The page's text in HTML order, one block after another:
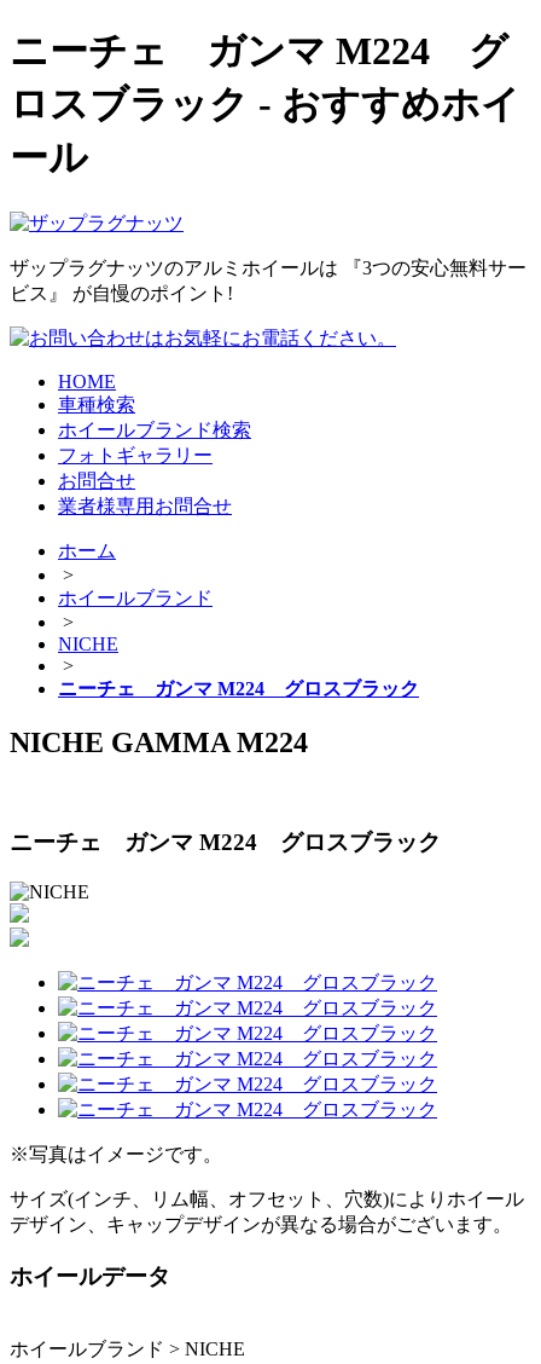
ニーチェ ガンマ M224 グ
ロスブラック - おすすめホイ
ール
ザップラグナッツのアルミホイールは 『3つの安心無料サー
ビス』 が自慢のポイント!
HOME
車種検索
ホイールブランド検索
フォトギャラリー
お問合せ
業者様専用お問合せ
ホーム
>
ホイールブランド
>
NICHE
>
ニーチェ ガンマ M224 グロスブラック
NICHE GAMMA M224
ニーチェ ガンマ M224 グロスブラック
※写真はイメージです。
サイズ(インチ、リム幅、オフセット、穴数)によりホイール
デザイン、キャップデザインが異なる場合がございます。
ホイールデータ
ホイールブランド > NICHE